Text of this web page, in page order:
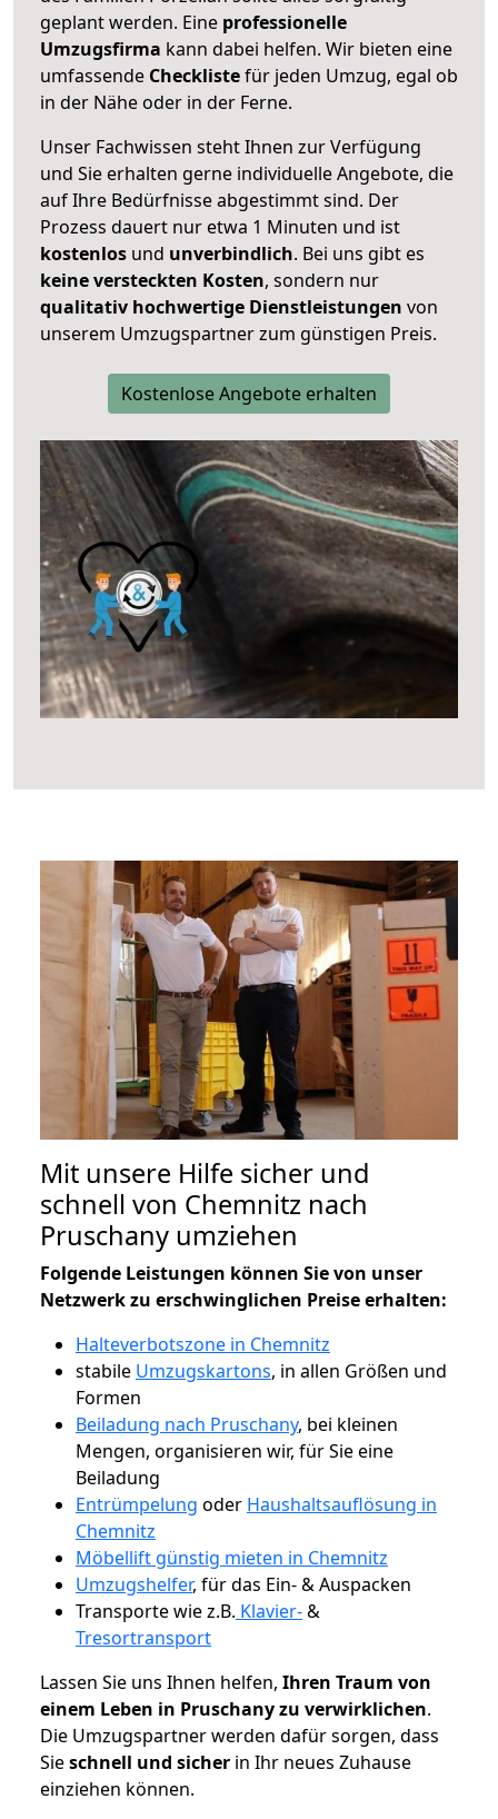
geplant werden. Eine professionelle
Umzugsfirma kann dabei helfen. Wir bieten eine
umfassende Checklistefür jeden Umzug, egal ob
in der Nähe oder in der Ferne.
Unser Fachwissen steht Ihnen zur Verfügung
und Sie erhalten gerne individuelle Angebote, die
auf Ihre Bedürfnisse abgestimmt sind. Der
Prozess dauert nur etwa 1 Minuten und ist
kostenlos und unverbindlich. Bei uns gibt es
keine versteckten Kosten, sondern nur
qualitativ hochwertige Dienstleistungen von
unserem Umzugspartner zum günstigen Preis.
Kostenlose Angebote erhalten
Mit unsere Hilfe sicher und
schnell von Chemnitz nach
Pruschany umziehen
Folgende Leistungen können Sie von unser
Netzwerk zu erschwinglichen Preise erhalten:
Halteverbotszone in Chemnitz
stabile Umzugskartons, in allen Größen und
Formen
Beiladung nach Pruschany, bei kleinen
Mengen, organisieren wir, für Sie eine
Beiladung
Entrümpelung oder Haushaltsauflösung in
Chemnitz
Möbellift günstig mieten in Chemnitz
Umzugshelfer, für das Ein- & Auspacken
Transporte wie z.B. Klavier-&
Tresortransport
Lassen Sie uns Ihnen helfen, Ihren Traum von
einem Leben in Pruschany zu verwirklichen.
Die Umzugspartner werden dafür sorgen, dass
Sieschnell und sicher in Ihr neues Zuhause
einziehen können.